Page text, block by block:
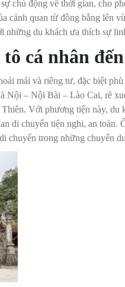
chủ động về thời gian, cho
cảnh quan từ đồng bằng lên
những du khách ưa thích sự
cá nhân
mái và riêng tư, đặc biệt
Nội – Nội Bài – Lào Cai, rẽ
Với phương tiện này, du
di chuyển tiện nghi, an toàn.
chuyển trong những chuyến